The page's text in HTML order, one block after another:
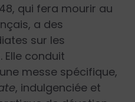
qui fera mourir au
a des
sur les
Elle conduit
messe spécifique,
, indulgenciée et